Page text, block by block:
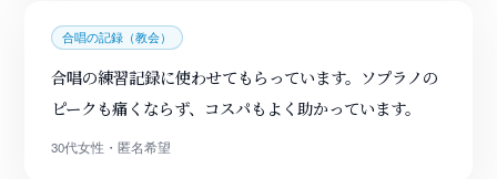
合唱の記録（教会）
合唱の練習記録に使わせてもらっています。ソプラノの
ピークも痛くならず、コスパもよく助かっています。
30代女性・匿名希望